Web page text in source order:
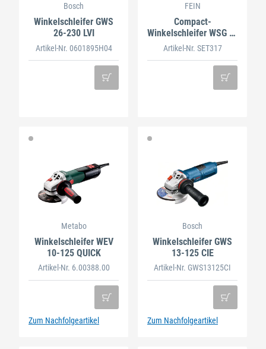
Bosch
Winkelschleifer GWS
26-230 LVI
Artikel-Nr. 0601895H04
FEIN
Compact-
Winkelschleifer WSG 7-
125
Artikel-Nr. SET317
Metabo
Winkelschleifer WEV
10-125 QUICK
Artikel-Nr. 6.00388.00
Zum Nachfolgeartikel
Bosch
Winkelschleifer GWS
13-125 CIE
Artikel-Nr. GWS13125CI
Zum Nachfolgeartikel